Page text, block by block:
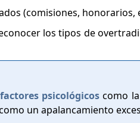
(comisiones, honorarios,
los tipos de
factores psicológicos como
un apalancamiento